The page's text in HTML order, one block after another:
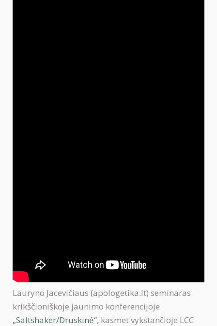
Lauryno Jacevičiaus (apologetika.lt) seminaras
krikščioniškoje jaunimo konferencijoje
„Saltshaker/Druskinė“, kasmet vykstančioje LCC